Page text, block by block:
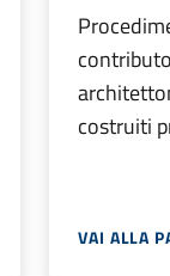
costruiti
VAI ALLA